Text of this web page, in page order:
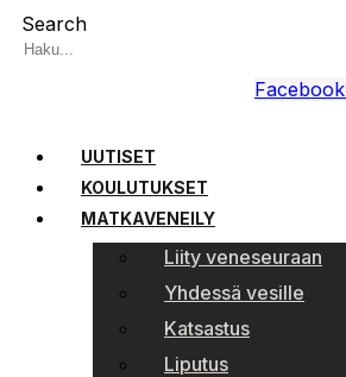
Search
Facebook
UUTISET
KOULUTUKSET
MATKAVENEILY
Liity veneseuraan
Yhdessä vesille
Katsastus
Liputus